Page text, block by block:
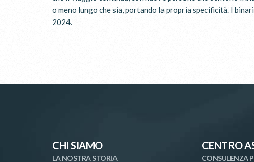
o meno lungo che sia, portando la propria specificità. I
2024.
CHI SIAMO
LA NOSTRA STORIA
CENTRO
CONSULENZA